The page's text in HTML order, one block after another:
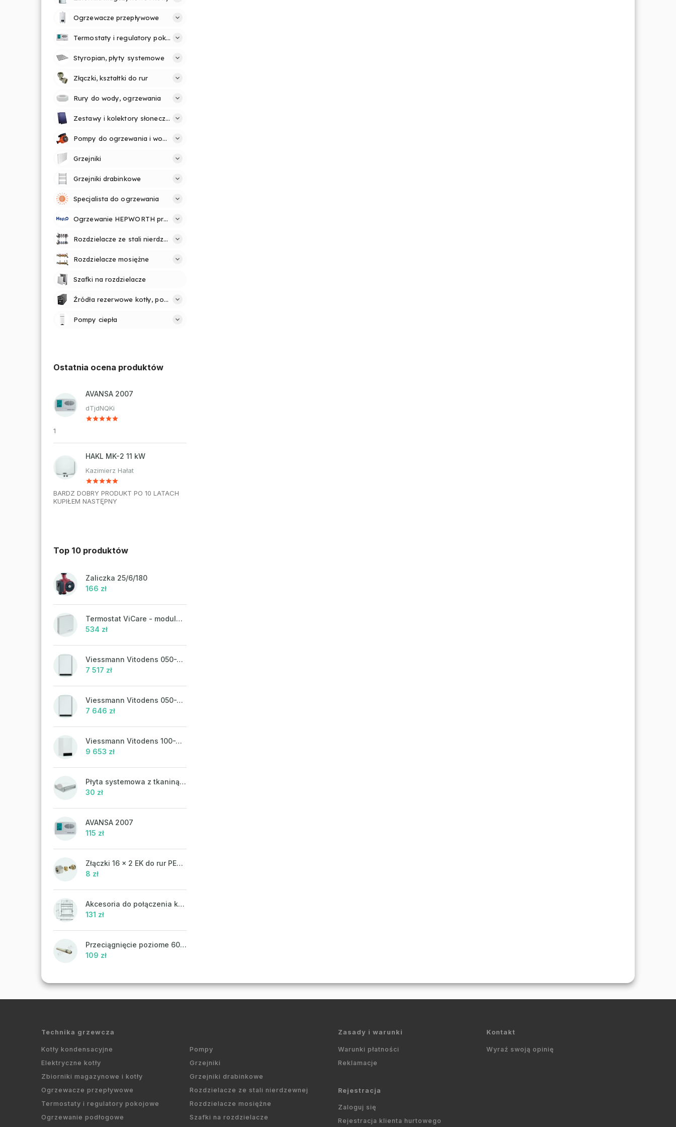
Ogrzewacze przepływowe
Termostaty i regulatory pokojowe
Styropian, płyty systemowe
Złączki, kształtki do rur
Rury do wody, ogrzewania
Zestawy i kolektory słoneczne
Pompy do ogrzewania i wody
Grzejniki
Grzejniki drabinkowe
Specjalista do ogrzewania
Ogrzewanie HEPWORTH profesjonalnie i prosto
Rozdzielacze ze stali nierdzewnej
Rozdzielacze mosiężne
Szafki na rozdzielacze
Źródła rezerwowe kotły, pompy
Pompy ciepła
Ostatnia ocena produktów
AVANSA 2007
dTjdNQKi
1
HAKL MK-2 11 kW
Kazimierz Hałat
BARDZ DOBRY PRODUKT PO 10 LATACH
KUPIŁEM NASTĘPNY
Top 10 produktów
Zaliczka 25/6/180
166 zł
Termostat ViCare - modulacja
534 zł
Viessmann Vitodens 050-W, 19 kW
7 517 zł
Viessmann Vitodens 050-W, 19 kW, ciepła woda użytkowa
7 646 zł
Viessmann Vitodens 100-W, 19 kW
9 653 zł
Płyta systemowa z tkaniną UHP 302FP
30 zł
AVANSA 2007
115 zł
Złączki 16 x 2 EK do rur PEX-AL-PEX
8 zł
Akcesoria do połączenia koncentrycznego PR43 - ATTACK
131 zł
Przeciągnięcie poziome 60/100 mm
109 zł
Technika grzewcza
Kotły kondensacyjne
Elektryczne kotły
Zbiorniki magazynowe i kotły
Ogrzewacze przepływowe
Termostaty i regulatory pokojowe
Ogrzewanie podłogowe
Pompy
Grzejniki
Grzejniki drabinkowe
Rozdzielacze ze stali nierdzewnej
Rozdzielacze mosiężne
Szafki na rozdzielacze
Zasady i warunki
Warunki płatności
Reklamacje
Rejestracja
Zaloguj się
Rejestracja klienta hurtowego
Kontakt
Wyraź swoją opinię